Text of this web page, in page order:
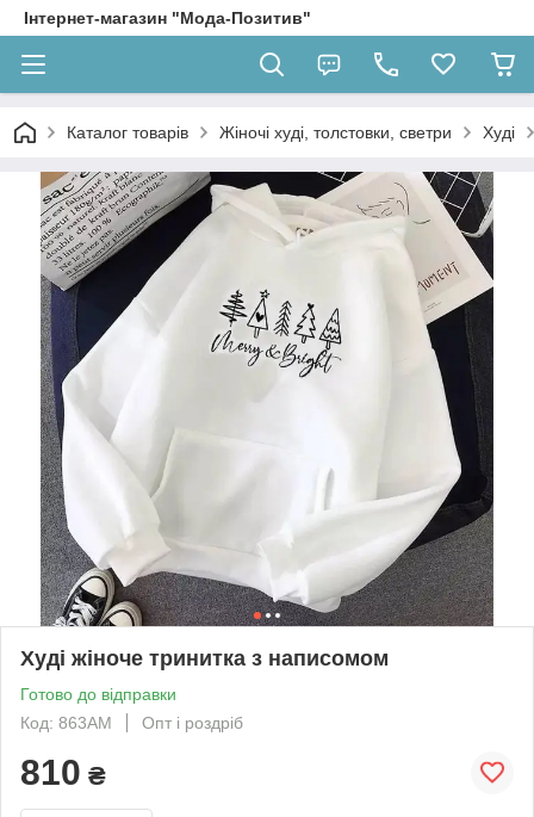
Інтернет-магазин "Мода-Позитив"
Каталог товарів Жіночі худі, толстовки, светри Худі
Худі жіноче тринитка з написомом
Готово до відправки
Код: 863АМ
Опт і роздріб
810 ₴